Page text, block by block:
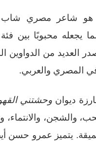
شاعر مصري شاب
مما يجعله محبوبًا
العديد من
المصري والعربي.
ديوان وحشتني
والشجن، والانتماء،
يتميز عمرو حسن